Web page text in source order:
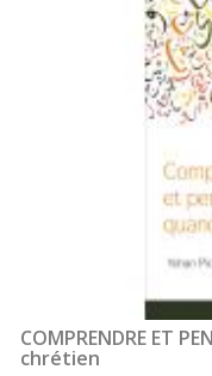
COMPRENDRE ET
chrétien